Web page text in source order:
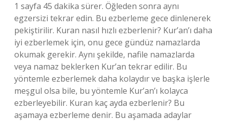
1 sayfa 45 dakika sürer. Öğleden sonra aynı
egzersizi tekrar edin. Bu ezberleme gece dinlenerek
pekiştirilir. Kuran nasıl hızlı ezberlenir? Kur’an’ı daha
iyi ezberlemek için, onu gece gündüz namazlarda
okumak gerekir. Aynı şekilde, nafile namazlarda
veya namaz beklerken Kur’an tekrar edilir. Bu
yöntemle ezberlemek daha kolaydır ve başka işlerle
meşgul olsa bile, bu yöntemle Kur’an’ı kolayca
ezberleyebilir. Kuran kaç ayda ezberlenir? Bu
aşamaya ezberleme denir. Bu aşamada adaylar